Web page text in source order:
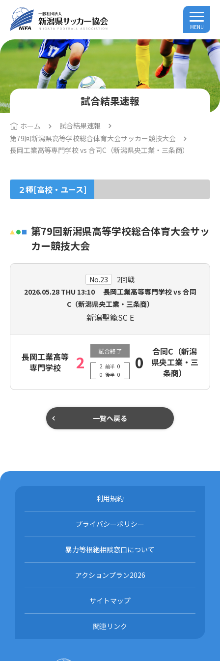
MENU
試合結果速報
ホーム
試合結果速報
第79回新潟県高等学校総合体育大会サッカー競技大会
長岡工業高等専門学校 vs 合同C（新潟県央工業・三条商）
２種[高校・ユース]
第79回新潟県高等学校総合体育大会サッ
カー競技大会
No.23
2回戦
2026.05.28 THU 13:10 長岡工業高等専門学校 vs 合同
C（新潟県央工業・三条商）
新潟聖籠SC E
長岡工業高等
専門学校
2
試合終了
2 前半 0
0 後半 0
0
合同C（新潟
県央工業・三
条商）
一覧へ戻る
利用規約
プライバシーポリシー
暴力等根絶相談窓口について
アクションプラン2026
サイトマップ
関連リンク